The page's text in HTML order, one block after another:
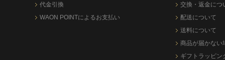
代金引換
WAON POINTによるお支払い
交換・返金につ
配送について
送料について
商品が届かない
ギフトラッピン